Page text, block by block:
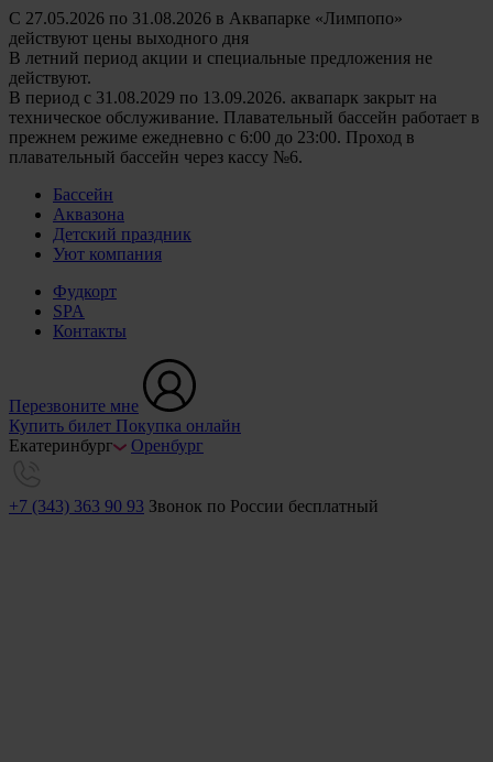
С 27.05.2026 по 31.08.2026 в Аквапарке «Лимпопо»
действуют цены выходного дня
В летний период акции и специальные предложения не
действуют.
В период с 31.08.2029 по 13.09.2026. аквапарк закрыт на
техническое обслуживание. Плавательный бассейн работает в
прежнем режиме ежедневно с 6:00 до 23:00. Проход в
плавательный бассейн через кассу №6.
Бассейн
Аквазона
Детский праздник
Уют компания
Фудкорт
SPA
Контакты
Перезвоните мне
Купить билет Покупка онлайн
Екатеринбург
Оренбург
+7 (343) 363 90 93 Звонок по России бесплатный